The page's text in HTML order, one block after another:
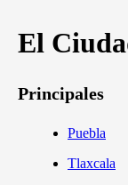
El
Principales
Puebla
Tlaxcala